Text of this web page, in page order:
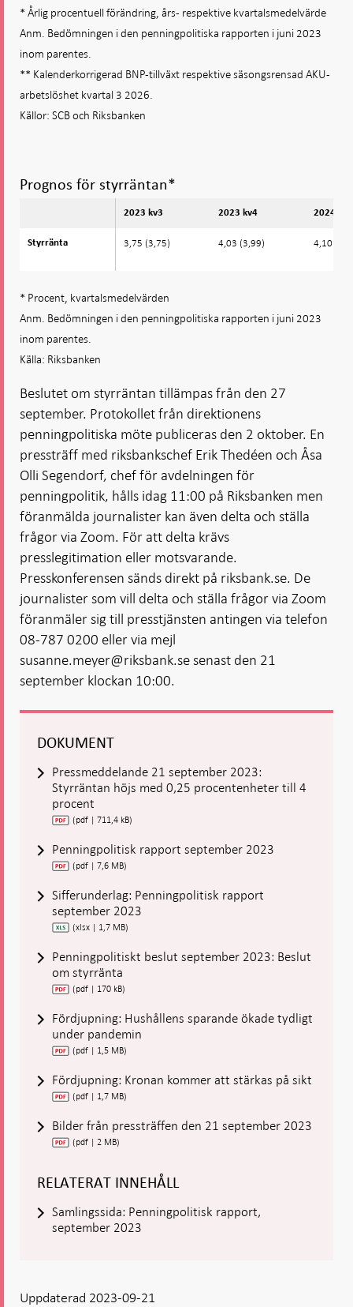
* Årlig procentuell förändring, års- respektive kvartalsmedelvärde
Anm. Bedömningen i den penningpolitiska rapporten i juni 2023
inom parentes.
** Kalenderkorrigerad BNP-tillväxt respektive säsongsrensad AKU-
arbetslöshet kvartal 3 2026.
Källor: SCB och Riksbanken
Styrränta
Prognos för styrräntan*
2023 kv3 2023 kv4 2024 kv3
Styrränta 3,75 (3,75) 4,03 (3,99) 4,10
* Procent, kvartalsmedelvärden
Anm. Bedömningen i den penningpolitiska rapporten i juni 2023
inom parentes.
Källa: Riksbanken
Beslutet om styrräntan tillämpas från den 27
september. Protokollet från direktionens
penningpolitiska möte publiceras den 2 oktober. En
pressträff med riksbankschef Erik Thedéen och Åsa
Olli Segendorf, chef för avdelningen för
penningpolitik, hålls idag 11:00 på Riksbanken men
föranmälda journalister kan även delta och ställa
frågor via Zoom. För att delta krävs
presslegitimation eller motsvarande.
Presskonferensen sänds direkt på riksbank.se. De
journalister som vill delta och ställa frågor via Zoom
föranmäler sig till presstjänsten antingen via telefon
08-787 0200 eller via mejl
susanne.meyer@riksbank.se senast den 21
september klockan 10:00.
DOKUMENT
Pressmeddelande 21 september 2023:
Styrräntan höjs med 0,25 procentenheter till 4
procent
(pdf | 711,4 kB)
Penningpolitisk rapport september 2023
(pdf | 7,6 MB)
Sifferunderlag: Penningpolitisk rapport
september 2023
(xlsx | 1,7 MB)
Penningpolitiskt beslut september 2023: Beslut
om styrränta
(pdf | 170 kB)
Fördjupning: Hushållens sparande ökade tydligt
under pandemin
(pdf | 1,5 MB)
Fördjupning: Kronan kommer att stärkas på sikt
(pdf | 1,7 MB)
Bilder från pressträffen den 21 september 2023
(pdf | 2 MB)
RELATERAT INNEHÅLL
Samlingssida: Penningpolitisk rapport,
september 2023
Uppdaterad 2023-09-21